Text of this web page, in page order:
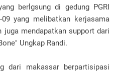
berlgsung di gedung PGRI
yang melibatkan kerjasama
juga mendapatkan support dari
Ungkap Randi.
dari makassar berpartisipasi